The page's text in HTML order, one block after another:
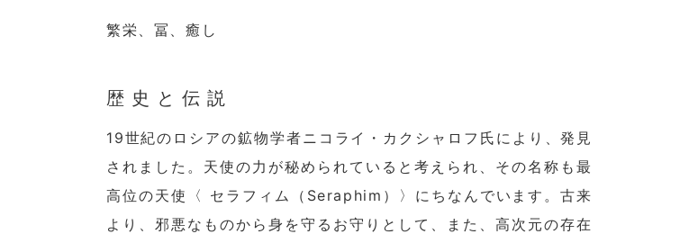
繁栄、冨、癒し
歴史と伝説
19世紀のロシアの鉱物学者ニコライ・カクシャロフ氏により、発見
されました。天使の力が秘められていると考えられ、その名称も最
高位の天使〈 セラフィム（Seraphim）〉にちなんでいます。古来
より、邪悪なものから身を守るお守りとして、また、高次元の存在